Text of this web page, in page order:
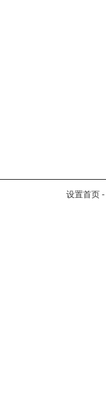
设置首页 -